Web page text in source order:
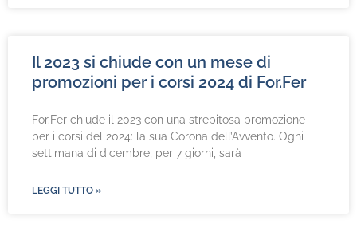
Il 2023 si chiude con un mese di
promozioni per i corsi 2024 di For.Fer
For.Fer chiude il 2023 con una strepitosa promozione
per i corsi del 2024: la sua Corona dell’Avvento. Ogni
settimana di dicembre, per 7 giorni, sarà
LEGGI TUTTO »